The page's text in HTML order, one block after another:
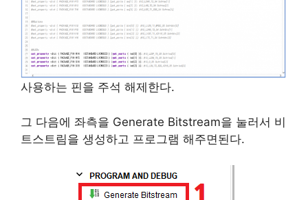
사용하는 핀을 주석 해제한다.
그 다음에 좌측을 Generate Bitstream을 눌러서 비
트스트림을 생성하고 프로그램 해주면된다.